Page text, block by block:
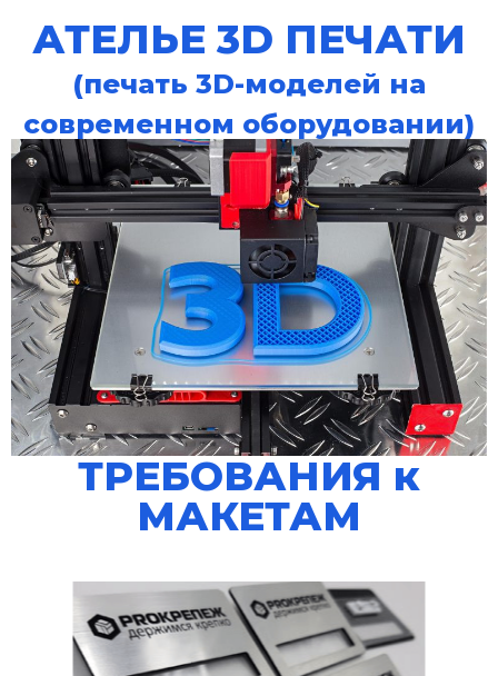
АТЕЛЬЕ 3D ПЕЧАТИ
(печать 3D-моделей на
современном оборудовании)
ТРЕБОВАНИЯ к
МАКЕТАМ